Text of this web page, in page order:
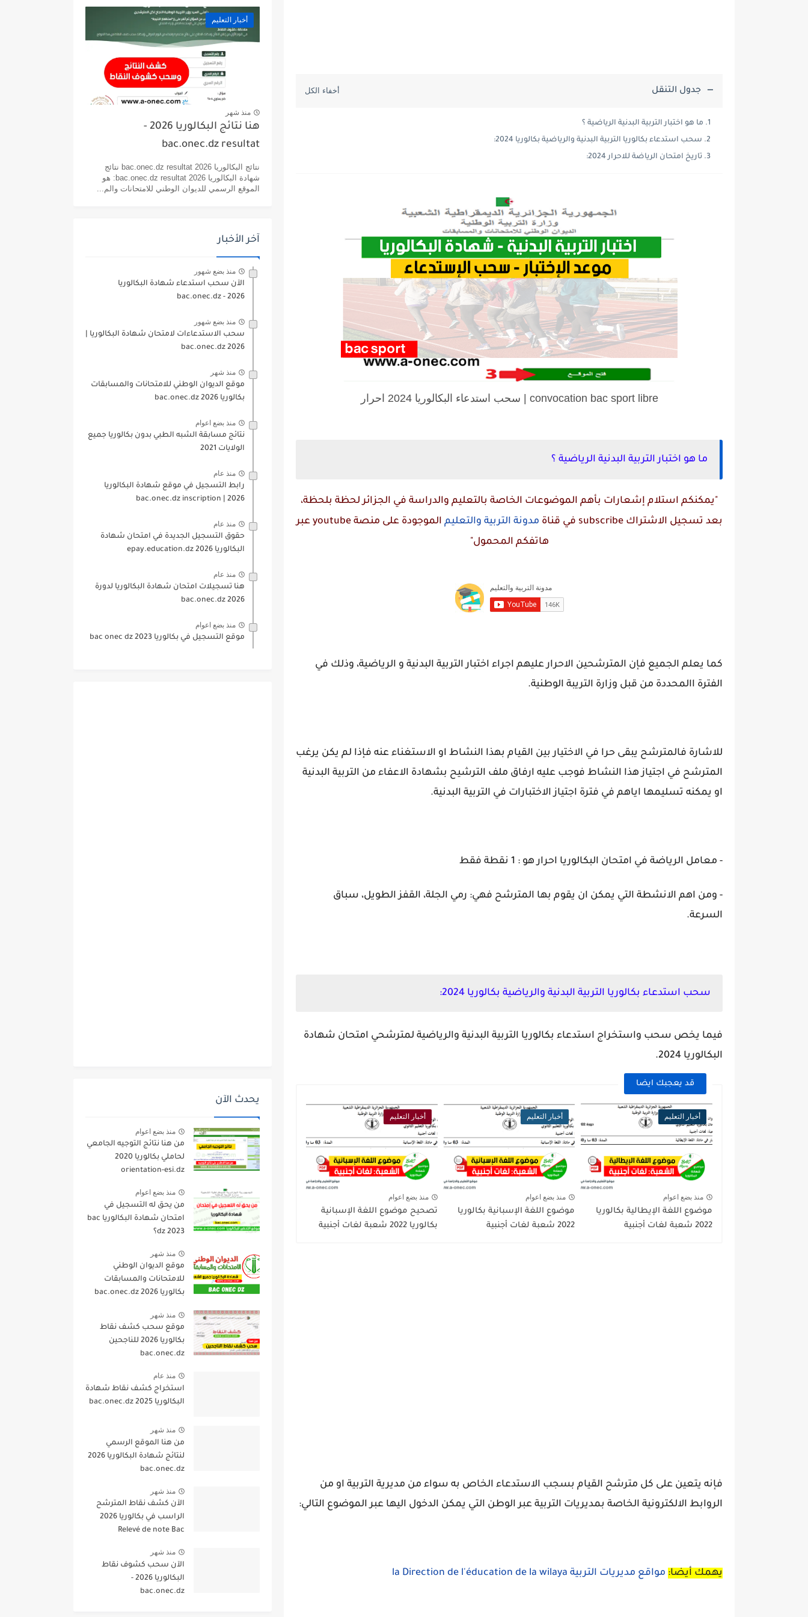
جدول التنقل
ما هو اختبار التربية البدنية الرياضية ؟
سحب استدعاء بكالوريا التربية البدنية والرياضية بكالوريا 2024:
تاريخ امتحان الرياضة للاحرار 2024:
convocation bac sport libre | سحب استدعاء البكالوريا 2024 احرار
ما هو اختبار التربية البدنية الرياضية ؟
"يمكنكم استلام إشعارات بأهم الموضوعات الخاصة بالتعليم والدراسة في الجزائر لحظة بلحظة،
بعد تسجيل الاشتراكsubscribe في قناة مدونة التربية والتعليم الموجودة على منصةyoutube عبر
هاتفكم المحمول"
كما يعلم الجميع فإن المترشحين الاحرار عليهم اجراء اختبار التربية البدنية و الرياضية، وذلك في
الفترة االمحددة من قبل وزارة التريبة الوطنية.
للاشارة فالمترشح يبقى حرا في الاختيار بين القيام بهذا النشاط او الاستغناء عنه فإذا لم يكن يرغب
المترشح في اجتياز هذا النشاط فوجب عليه ارفاق ملف الترشيح بشهادة الاعفاء من التربية البدنية
او يمكنه تسليمها اياهم في فترة اجتياز الاختبارات في التربية البدنية.
- معامل الرياضة في امتحان البكالوريا احرار هو : 1 نقطة فقط
- ومن اهم الانشطة التي يمكن ان يقوم بها المترشح فهي: رمي الجلة، القفز الطويل، سباق
السرعة.
سحب استدعاء بكالوريا التربية البدنية والرياضية بكالوريا 2024:
فيما يخص سحب واستخراج استدعاء بكالوريا التربية البدنية والرياضية لمترشحي امتحان شهادة
البكالوريا 2024.
قد يعجبك ايضا
أخبار التعليم
منذ بضع اعوام
موضوع اللغة الإيطالية بكالوريا
2022 شعبة لغات أجنبية
أخبار التعليم
منذ بضع اعوام
موضوع اللغة الإسبانية بكالوريا
2022 شعبة لغات أجنبية
أخبار التعليم
منذ بضع اعوام
تصحيح موضوع اللغة الإسبانية
بكالوريا 2022 شعبة لغات أجنبية
فإنه يتعين على كل مترشح القيام بسجب الاستدعاء الخاص به سواء من مديرية التربية او من
الروابط الالكترونية الخاصة بمديريات التربية عبر الوطن التي يمكن الدخول اليها عبر الموضوع التالي:
يهمك أيضا: مواقع مديريات التربية la Direction de l'éducation de la wilaya
أخبار التعليم
منذ شهر
هنا نتائج البكالوريا 2026 -
bac.onec.dz resultat
نتائج البكالوريا 2026 bac.onec.dz resultat نتائج
شهادة البكالوريا 2026 bac.onec.dz resultat: هو
الموقع الرسمي للديوان الوطني للامتحانات والم...
آخر الأخبار
منذ بضع شهور
الآن سحب استدعاء شهادة البكالوريا
bac.onec.dz - 2026
منذ بضع شهور
سحب الاستدعاءات لامتحان شهادة البكالوريا |
2026 bac.onec.dz
منذ شهر
موقع الديوان الوطني للامتحانات والمسابقات
بكالوريا 2026 bac.onec.dz
منذ بضع اعوام
نتائج مسابقة الشبه الطبي بدون بكالوريا جميع
الولايات 2021
منذ عام
رابط التسجيل في موقع شهادة البكالوريا
2026 | bac.onec.dz inscription
منذ عام
حقوق التسجيل الجديدة في امتحان شهادة
البكالوريا 2026 epay.education.dz
منذ عام
هنا تسجيلات امتحان شهادة البكالوريا لدورة
2026 bac.onec.dz
منذ بضع اعوام
موقع التسجيل في بكالوريا 2023 bac onec dz
يحدث الآن
منذ بضع اعوام
من هنا نتائج التوجيه الجامعي
لحاملي بكالوريا 2020
orientation-esi.dz
منذ بضع اعوام
من يحق له التسجيل في
امتحان شهادة البكالوريا bac
dz 2023؟
منذ شهر
موقع الديوان الوطني
للامتحانات والمسابقات
بكالوريا 2026 bac.onec.dz
منذ شهر
موقع سحب كشف نقاط
بكالوريا 2026 للناجحين
bac.onec.dz
منذ عام
استخراج كشف نقاط شهادة
البكالوريا 2025 bac.onec.dz
منذ شهر
من هنا الموقع الرسمي
لنتائج شهادة البكالوريا 2026
bac.onec.dz
منذ شهر
الآن كشف نقاط المترشح
الراسب في بكالوريا 2026
Relevé de note Bac
منذ شهر
الآن سحب كشوف نقاط
البكالوريا 2026 -
bac.onec.dz